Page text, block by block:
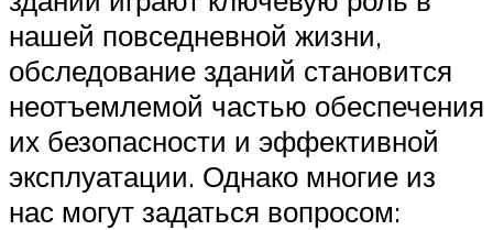
нашей повседневной жизни,
обследование зданий становится
неотъемлемой частью обеспечения
их безопасности и эффективной
эксплуатации. Однако многие из
нас могут задаться вопросом: